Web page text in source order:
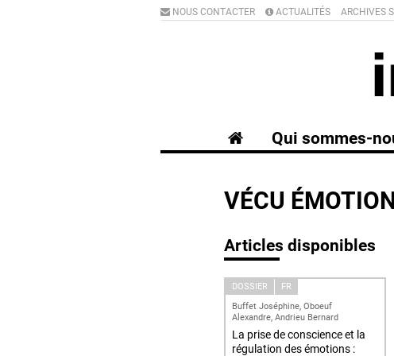
NOUS CONTACTER ACTUALITÉS ARCHIVES
Qui sommes-
VÉCU
Articles disponibles
DOSSIER
FR
Buffet Joséphine, Oboeuf
Alexandre, Andrieu Bernard
La prise de conscience et la
régulation des émotions :